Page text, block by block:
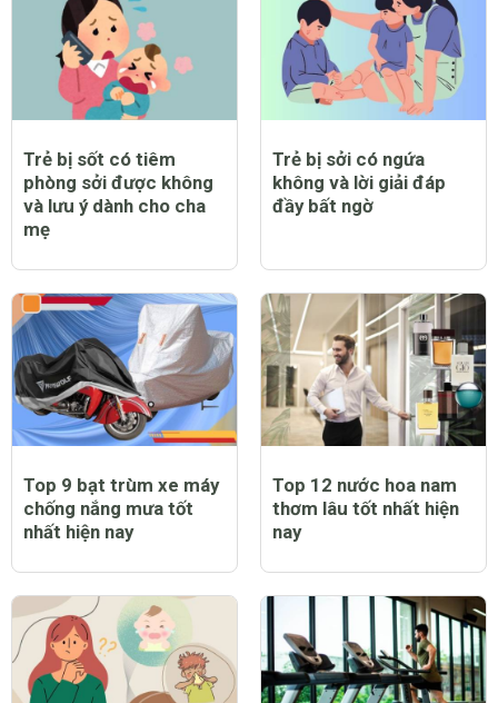
Trẻ bị sốt có tiêm
phòng sởi được không
và lưu ý dành cho cha
mẹ
Trẻ bị sởi có ngứa
không và lời giải đáp
đầy bất ngờ
Top 9 bạt trùm xe máy
chống nắng mưa tốt
nhất hiện nay
Top 12 nước hoa nam
thơm lâu tốt nhất hiện
nay